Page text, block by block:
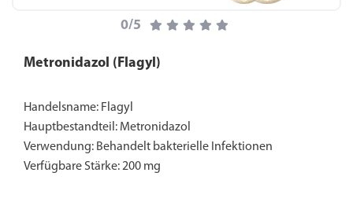
Metronidazol (Flagyl)
0/5
Handelsname: Flagyl
Hauptbestandteil: Metronidazol
Verwendung: Behandelt bakterielle Infektionen
Verfügbare Stärke: 200 mg